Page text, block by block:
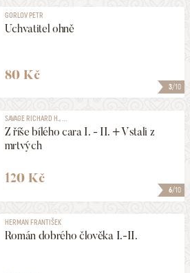
3/10
GORLOV PETR
Uchvatitel ohně
80 Kč
6/10
SAVAGE RICHARD H., ...
Z říše bílého cara I. - II. + Vstali z
mrtvých
120 Kč
HERMAN FRANTIŠEK
Román dobrého člověka I.-II.